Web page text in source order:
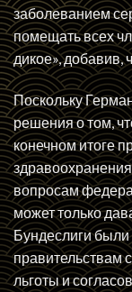
заболеванием
помещать всех
дикое», добавив,
Поскольку
решения о том,
конечном итоге
вопросам
может только
Бундеслиги
правительствам
льготы и